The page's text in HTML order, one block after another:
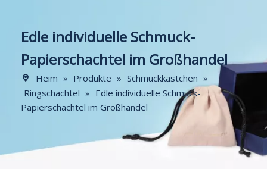
Edle individuelle Schmuck-
Papierschachtel im Großhandel
Heim » Produkte » Schmuckkästchen »
Ringschachtel » Edle individuelle Schmuck-
Papierschachtel im Großhandel